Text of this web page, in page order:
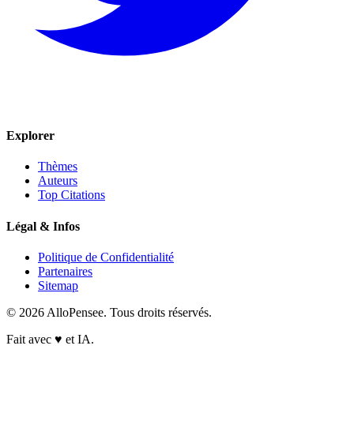
Explorer
Thèmes
Auteurs
Top Citations
Légal & Infos
Politique de Confidentialité
Partenaires
Sitemap
© 2026 AlloPensee. Tous droits réservés.
Fait avec ♥ et IA.